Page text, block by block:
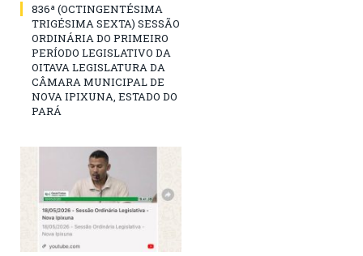
836ª (OCTINGENTÉSIMA
TRIGÉSIMA SEXTA) SESSÃO
ORDINÁRIA DO PRIMEIRO
PERÍODO LEGISLATIVO DA
OITAVA LEGISLATURA DA
CÂMARA MUNICIPAL DE
NOVA IPIXUNA, ESTADO DO
PARÁ